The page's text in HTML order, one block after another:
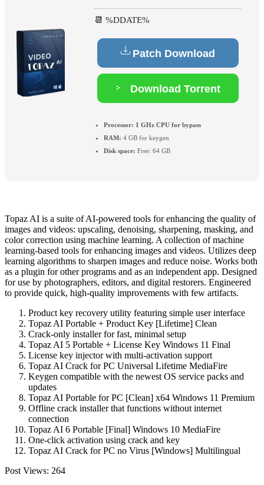
📆 %DDATE%
Patch Download
Download Torrent
Processor: 1 GHz CPU for bypass
RAM: 4 GB for keygen
Disk space: Free: 64 GB
Topaz AI is a suite of AI-powered tools for enhancing the quality of
images and videos: upscaling, denoising, sharpening, masking, and
color correction using machine learning. A collection of machine
learning-based tools for enhancing images and videos. Utilizes deep
learning algorithms to sharpen images and reduce noise. Works both
as a plugin for other programs and as an independent app. Designed
for use by photographers, editors, and digital restorers. Engineered
to provide quick, high-quality improvements with few artifacts.
Product key recovery utility featuring simple user interface
Topaz AI Portable + Product Key [Lifetime] Clean
Crack-only installer for fast, minimal setup
Topaz AI 5 Portable + License Key Windows 11 Final
License key injector with multi-activation support
Topaz AI Crack for PC Universal Lifetime MediaFire
Keygen compatible with the newest OS service packs and
updates
Topaz AI Portable for PC [Clean] x64 Windows 11 Premium
Offline crack installer that functions without internet
connection
Topaz AI 6 Portable [Final] Windows 10 MediaFire
One-click activation using crack and key
Topaz AI Crack for PC no Virus [Windows] Multilingual
Post Views: 264